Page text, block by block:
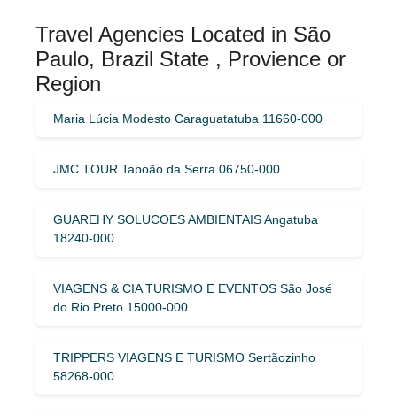
Travel Agencies Located in São
Paulo, Brazil State , Provience or
Region
Maria Lúcia Modesto Caraguatatuba 11660-000
JMC TOUR Taboão da Serra 06750-000
GUAREHY SOLUCOES AMBIENTAIS Angatuba
18240-000
VIAGENS & CIA TURISMO E EVENTOS São José
do Rio Preto 15000-000
TRIPPERS VIAGENS E TURISMO Sertãozinho
58268-000